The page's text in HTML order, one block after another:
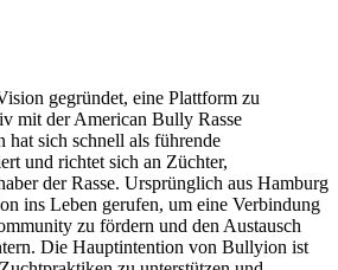
gegründet, eine Plattform zu
mit der American Bully Rasse
hat sich schnell als führende
und richtet sich an Züchter,
der Rasse. Ursprünglich aus Hamburg
ins Leben gerufen, um eine Verbindung
zu fördern und den Austausch
Die Hauptintention von Bullyion ist